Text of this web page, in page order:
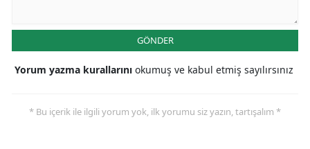
GÖNDER
Yorum yazma kurallarını okumuş ve kabul etmiş sayılırsınız
* Bu içerik ile ilgili yorum yok, ilk yorumu siz yazın, tartışalım *